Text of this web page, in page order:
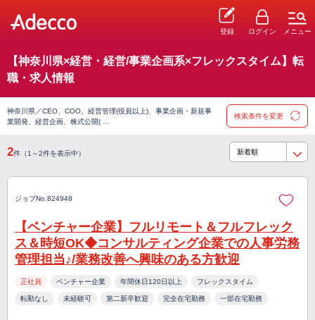
登録 ログイン メニュー
【神奈川県×経営・経営/事業企画系×フレックスタイム】転
職・求人情報
神奈川県／CEO、COO、経営管理(役員以上)、事業企画・新規事
業開発、経営企画、株式公開( …
検索条件を変更
2件（1～2件を表示中）
ジョブNo.824948
【ベンチャー企業】フルリモート＆フルフレック
ス＆時短OK◆コンサルティング企業での人事労務
管理担当♪/業務改善へ興味のある方歓迎
正社員 ベンチャー企業 年間休日120日以上 フレックスタイム
転勤なし 未経験可 第二新卒歓迎 完全在宅勤務 一部在宅勤務